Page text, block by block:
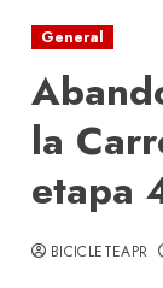
General
la
etapa
BICICLETEAPR